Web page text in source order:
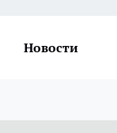
Новости